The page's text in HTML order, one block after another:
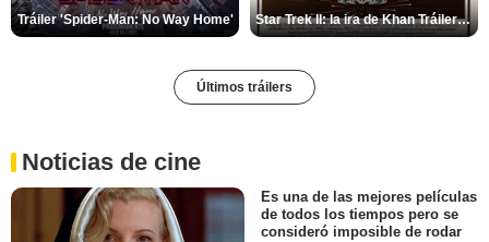
Tráiler 'Spider-Man: No Way Home' Star Trek II: la ira de Khan Tráiler VO
Últimos tráilers
Noticias de cine
Es una de las mejores películas
de todos los tiempos pero se
consideró imposible de rodar